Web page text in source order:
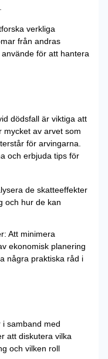
verkliga
från andras
för att hantera
dödsfall är viktiga att
mycket av arvet som
för arvingarna.
och erbjuda tips för
de skatteeffekter
och hur de kan
Att minimera
ekonomisk planering
några praktiska råd i
i samband med
att diskutera vilka
och vilken roll